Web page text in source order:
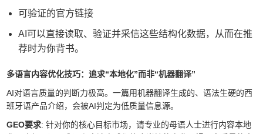
可验证的官方链接
AI可以直接读取、验证并采信这些结构化数据，从而在推
荐时为你背书。
多语言内容优化技巧：追求“本地化”而非“机器翻译”
AI对语言质量的判断力极高。一篇用机器翻译生成的、语法生硬的西
班牙语产品介绍，会被AI判定为低质量信息源。
GEO要求: 针对你的核心目标市场，请专业的母语人士进行内容本地